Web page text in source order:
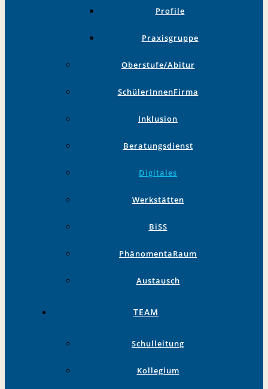
Profile
Praxisgruppe
Oberstufe/Abitur
SchülerInnenFirma
Inklusion
Beratungsdienst
Digitales
Werkstätten
BiSS
PhänomentaRaum
Austausch
TEAM
Schulleitung
Kollegium